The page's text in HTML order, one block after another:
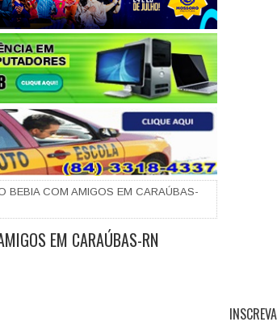
BEBIA COM AMIGOS EM CARAÚBAS-
EM CARAÚBAS-RN